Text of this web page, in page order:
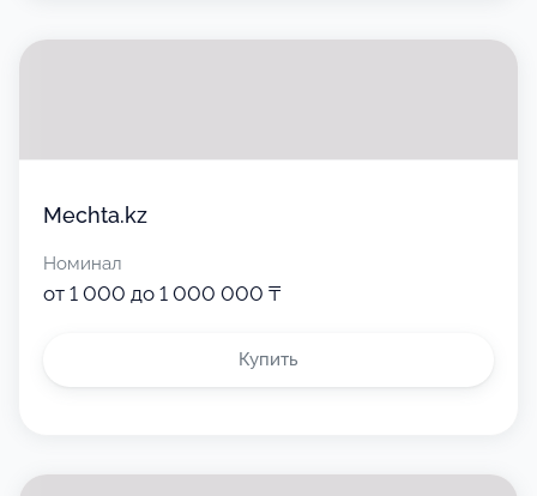
Mechta.kz
Номинал
от 1 000 до 1 000 000 ₸
Купить